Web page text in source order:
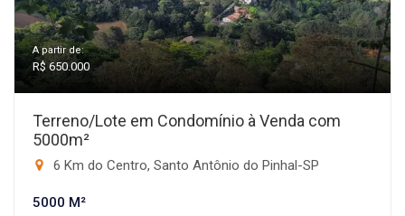
A partir de:
R$ 650.000
Terreno/Lote em Condomínio à Venda com
5000m²
6 Km do Centro, Santo Antônio do Pinhal-SP
5000 M²